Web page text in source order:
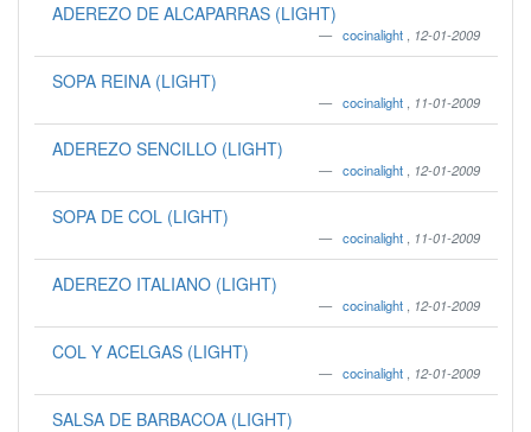
ADEREZO DE ALCAPARRAS (LIGHT)
cocinalight 12-01-2009
SOPA REINA (LIGHT)
cocinalight 11-01-2009
ADEREZO SENCILLO (LIGHT)
cocinalight 12-01-2009
SOPA DE COL (LIGHT)
cocinalight 11-01-2009
ADEREZO ITALIANO (LIGHT)
cocinalight 12-01-2009
COL Y ACELGAS (LIGHT)
cocinalight 12-01-2009
SALSA DE BARBACOA (LIGHT)